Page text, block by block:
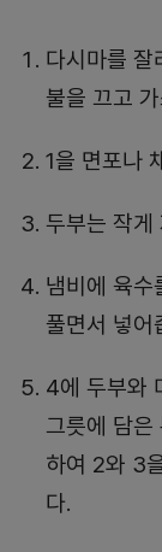
다시마를 잘
불을 끄고
1을 면포나
두부는 작게
냄비에 육수
풀면서 넣어
4에 두부와
그릇에 담은
하여 2와 3
다.